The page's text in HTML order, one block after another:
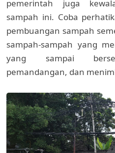
pemerintah juga
sampah ini. Coba
pembuangan sampah
sampah-sampah yang
yang sampai
pemandangan, dan